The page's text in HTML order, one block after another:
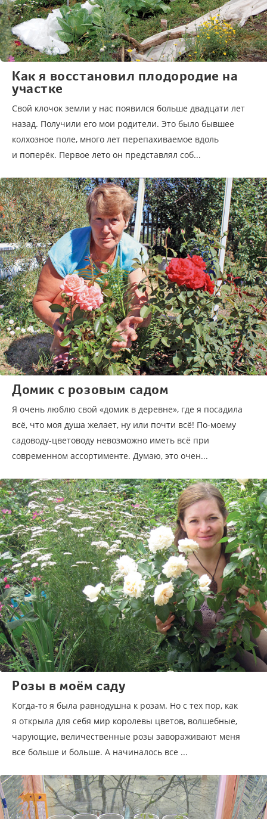
Как я восстановил плодородие на
участке
Свой клочок земли у нас появился больше двадцати лет
назад. Получили его мои родители. Это было бывшее
колхозное поле, много лет перепахиваемое вдоль
и поперёк. Первое лето он представлял соб...
Домик с розовым садом
Я очень люблю свой «домик в деревне», где я посадила
всё, что моя душа желает, ну или почти всё! По-моему
садоводу-цветоводу невозможно иметь всё при
современном ассортименте. Думаю, это очен...
Розы в моём саду
Когда-то я была равнодушна к розам. Но с тех пор, как
я открыла для себя мир королевы цветов, волшебные,
чарующие, величественные розы завораживают меня
все больше и больше. А начиналось все ...